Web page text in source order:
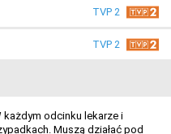
TVP 2
TVP 2
każdym odcinku lekarze i
Muszą działać pod